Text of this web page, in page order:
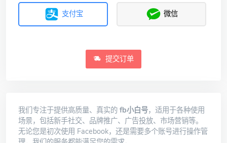
支付宝
微信
提交订单
我们专注于提供高质量、真实的 fb小白号，适用于各种使用
场景，包括新手社交、品牌推广、广告投放、市场营销等。
无论您是初次使用 Facebook，还是需要多个账号进行操作管